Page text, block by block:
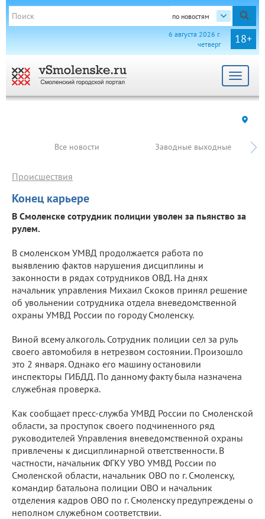
по новостям
18+
6 августа 2026 г.
четверг
Toggle
Все новости Заводные выходные
Конец карьере
Происшествия
В Смоленске сотрудник полиции уволен за пьянство за
рулем.
В смоленском УМВД продолжается работа по
выявлению фактов нарушения дисциплины и
законности в рядах сотрудников ОВД. На днях
начальник управления Михаил Скоков принял решение
об увольнении сотрудника отдела вневедомственной
охраны УМВД России по городу Смоленску.
Виной всему алкоголь. Сотрудник полиции сел за руль
своего автомобиля в нетрезвом состоянии. Произошло
это 2 января. Однако его машину остановили
инспекторы ГИБДД. По данному факту была назначена
служебная проверка.
Как сообщает пресс-служба УМВД России по Смоленской
области, за проступок своего подчиненного ряд
руководителей Управления вневедомственной охраны
привлечены к дисциплинарной ответственности. В
частности, начальник ФГКУ УВО УМВД России по
Смоленской области, начальник ОВО по г. Смоленску,
командир батальона полиции ОВО и начальник
отделения кадров ОВО по г. Смоленску предупреждены о
неполном служебном соответствии.